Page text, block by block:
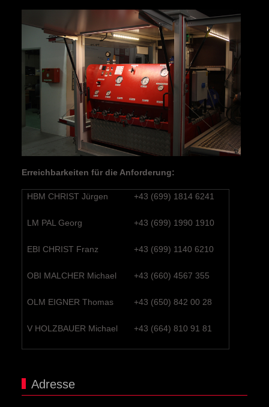
Erreichbarkeiten für die Anforderung:
HBM CHRIST Jürgen +43 (699) 1814 6241
LM PAL Georg +43 (699) 1990 1910
EBI CHRIST Franz +43 (699) 1140 6210
OBI MALCHER Michael +43 (660) 4567 355
OLM EIGNER Thomas +43 (650) 842 00 28
V HOLZBAUER Michael +43 (664) 810 91 81
Adresse